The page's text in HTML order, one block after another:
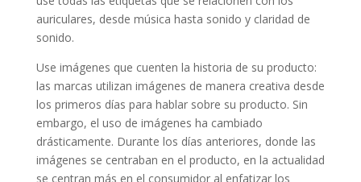
auriculares, desde música hasta sonido y claridad de
sonido.
Use imágenes que cuenten la historia de su producto:
las marcas utilizan imágenes de manera creativa desde
los primeros días para hablar sobre su producto. Sin
embargo, el uso de imágenes ha cambiado
drásticamente. Durante los días anteriores, donde las
imágenes se centraban en el producto, en la actualidad
se centran más en el consumidor al enfatizar los